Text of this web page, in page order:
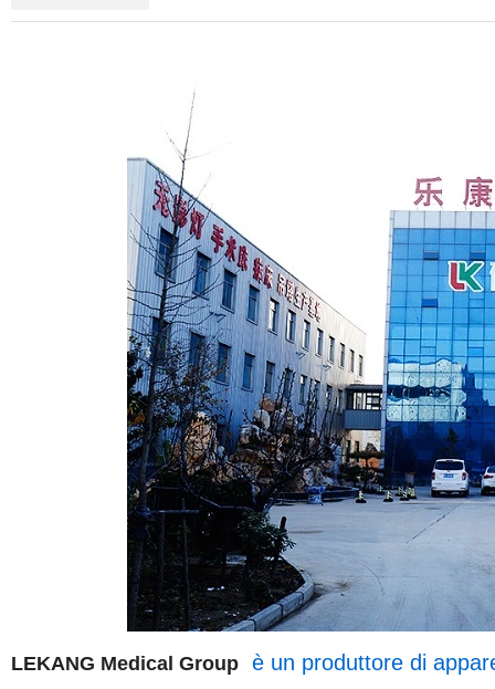
LEKANG Medical Group
è un produttore di